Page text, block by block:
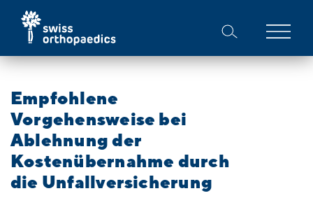
Empfohlene
Vorgehensweise bei
Ablehnung der
Kostenübernahme durch
die Unfallversicherung